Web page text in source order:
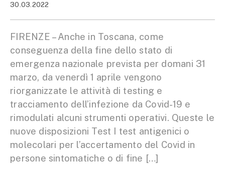
30.03.2022
FIRENZE – Anche in Toscana, come
conseguenza della fine dello stato di
emergenza nazionale prevista per domani 31
marzo, da venerdì 1 aprile vengono
riorganizzate le attività di testing e
tracciamento dell’infezione da Covid-19 e
rimodulati alcuni strumenti operativi. Queste le
nuove disposizioni Test I test antigenici o
molecolari per l’accertamento del Covid in
persone sintomatiche o di fine […]